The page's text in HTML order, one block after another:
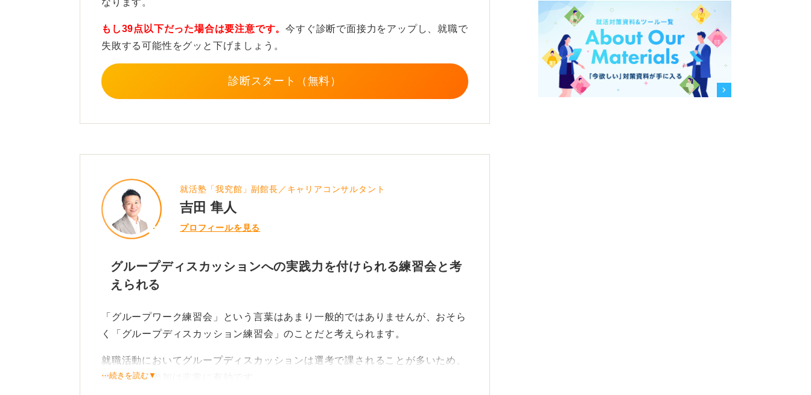
0
なります。
もし39点以下だった場合は要注意です。今すぐ診断で面接力をアップし、就職で
失敗する可能性をグッと下げましょう。
診断スタート（無料）
就活塾「我究館」副館長／キャリアコンサルタント
吉田 隼人
プロフィールを見る
グループディスカッションへの実践力を付けられる練習会と考
えられる
「グループワーク練習会」という言葉はあまり一般的ではありませんが、おそら
く「グループディスカッション練習会」のことだと考えられます。
就職活動においてグループディスカッションは選考で課されることが多いため、
練習会への参加は非常に有効です。
⋯続きを読む▼